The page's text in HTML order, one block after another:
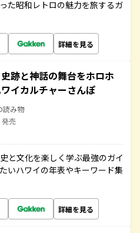
た昭和レトロの魅力を旅するガ
詳細を見る
跡と神話の舞台をホロホ
イカルチャーさんぽ
読み物
発売
と文化を楽しく学ぶ最強のガイ
いハワイの年表やキーワード集
詳細を見る